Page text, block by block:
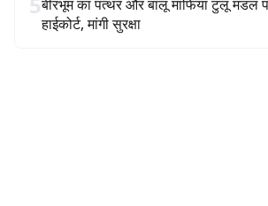
बीरभूम का पत्थर और बालू माफिया टुलू मंडल
हाईकोर्ट, मांगी सुरक्षा